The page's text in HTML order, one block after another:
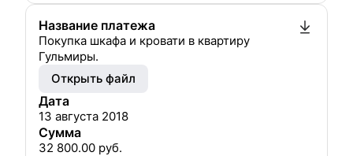
Название платежа
Покупка шкафа и кровати в квартиру
Гульмиры.
Открыть файл
Дата
13 августа 2018
Сумма
32 800.00 руб.